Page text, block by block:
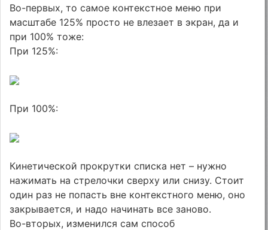
Во-первых, то самое контекстное меню при
масштабе 125% просто не влезает в экран, да и
при 100% тоже:
При 125%:
При 100%:
Кинетической прокрутки списка нет – нужно
нажимать на стрелочки сверху или снизу. Стоит
один раз не попасть вне контекстного меню, оно
закрывается, и надо начинать все заново.
Во-вторых, изменился сам способ